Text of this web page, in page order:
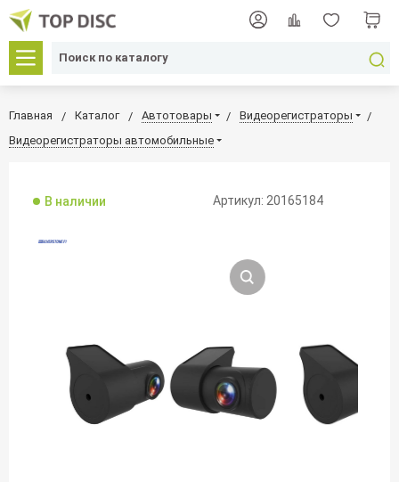
Главная Каталог Автотовары
Видеорегистраторы
Видеорегистраторы автомобильные
В наличии Артикул: 20165184